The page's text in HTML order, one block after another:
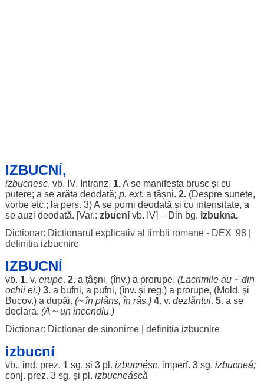
IZBUCNÍ,
izbucnesc, vb. IV. Intranz. 1.A se manifesta bruscși cu
putere; a se arăta deodată; p. ext. a țâșni. 2.(Despre sunete,
vorbeetc.; la pers. 3) A se porni deodată și cu intensitate, a
se auzi deodată. [Var.: zbucnívb. IV] – Din bg. izbukna.
Dictionar: Dictionarul explicativ al limbii romane - DEX '98|
definitia izbucnire
IZBUCNÍ
vb. 1.v. erupe. 2.a țâșni, (înv.) a prorupe. (Lacrimileau ~ din
ochiiei.) 3.a bufni, a pufni, (înv. și reg.) a prorupe, (Mold. și
Bucov.) a dupăi. (~ în plâns, în râs.) 4.v. dezlănțui. 5.a se
declara. (A ~ un incendiu.)
Dictionar: Dictionar de sinonime| definitia izbucnire
izbucní
vb., ind. prez. 1 sg. și 3 pl. izbucnésc, imperf. 3 sg. izbucneá;
conj. prez. 3 sg. și pl. izbucneáscă